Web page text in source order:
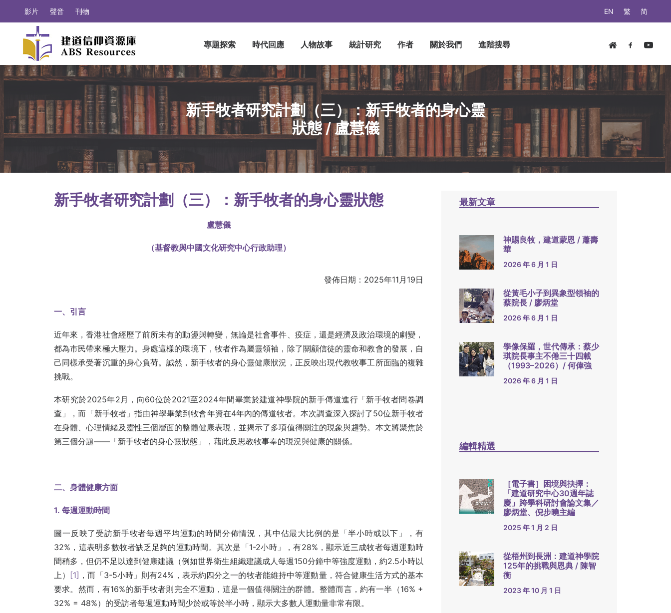
EN 繁 简
影片 聲音 刊物
專題探索 時代回應 人物故事 統計研究 作者 關於我們 進階搜尋
新手牧者研究計劃（三）：新手牧者的身心靈
狀態 / 盧慧儀
新手牧者研究計劃（三）：新手牧者的身心靈狀態
盧慧儀
（基督教與中國文化研究中心行政助理）
發佈日期：2025年11月19日
一、引言
近年來，香港社會經歷了前所未有的動盪與轉變，無論是社會事件、疫症，還是經濟及政治環境的劇變，
都為市民帶來極大壓力。身處這樣的環境下，牧者作為屬靈領袖，除了關顧信徒的靈命和教會的發展，自
己同樣承受著沉重的身心負荷。誠然，新手牧者的身心靈健康狀況，正反映出現代教牧事工所面臨的複雜
挑戰。
本研究於2025年2月，向60位於2021至2024年間畢業於建道神學院的新手傳道進行「新手牧者問卷調
查」，而「新手牧者」指由神學畢業到牧會年資在4年內的傳道牧者。本次調查深入探討了50位新手牧者
在身體、心理情緒及靈性三個層面的整體健康表現，並揭示了多項值得關注的現象與趨勢。本文將聚焦於
第三個分題——「新手牧者的身心靈狀態」，藉此反思教牧事奉的現況與健康的關係。
二、身體健康方面
1. 每週運動時間
圖一反映了受訪新手牧者每週平均運動的時間分佈情況，其中佔最大比例的是「半小時或以下」，有
32%，這表明多數牧者缺乏足夠的運動時間。其次是「1-2小時」，有28%，顯示近三成牧者每週運動時
間稍多，但仍不足以達到健康建議（例如世界衛生組織建議成人每週150分鐘中等強度運動，約2.5小時以
上）
[1] ，而「3-5小時」則有24%，表示約四分之一的牧者能維持中等運動量，符合健康生活方式的基本
要求。然而，有16%的新手牧者則完全不運動，這是一個值得關注的群體。整體而言，約有一半（16% +
32% = 48%）的受訪者每週運動時間少於或等於半小時，顯示大多數人運動量非常有限。
最新文章
神賜良牧，建道蒙恩 / 蕭壽
華
2026 年 6 月 1 日
從黃毛小子到異象型領袖的
蔡院長 / 廖炳堂
2026 年 6 月 1 日
學像保羅，世代傳承：蔡少
琪院長事主不倦三十四載
（1993–2026）/ 何偉強
2026 年 6 月 1 日
編輯精選
［電子書］困境與抉擇：
「建道研究中心30週年誌
慶」跨學科研討會論文集／
廖炳堂、倪步曉主編
2025 年 1 月 2 日
從梧州到長洲：建道神學院
125年的挑戰與恩典 / 陳智
衡
2023 年 10 月 1 日